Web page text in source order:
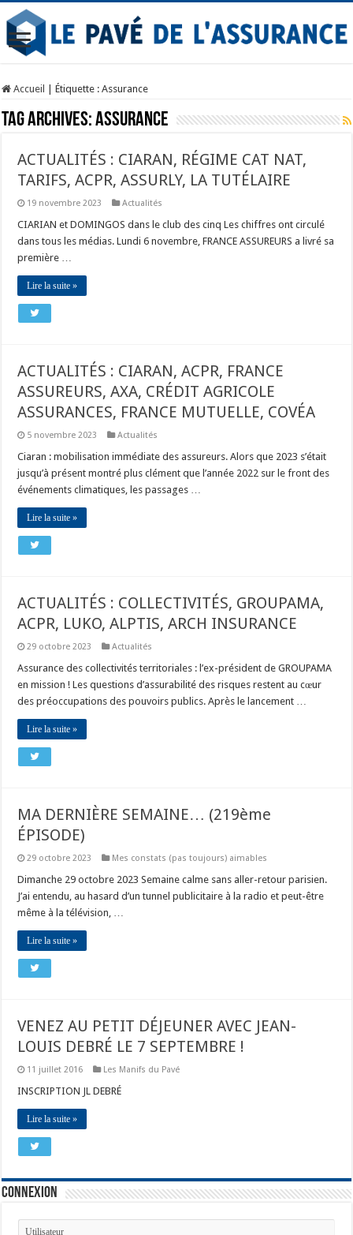
Accueil Étiquette :Assurance
Tag Archives:Assurance
ACTUALITÉS : CIARAN, RÉGIME CAT NAT,
TARIFS, ACPR, ASSURLY, LA TUTÉLAIRE
19 novembre 2023 Actualités
CIARIAN et DOMINGOS dans le club des cinq Les chiffres ont circulé
dans tous les médias. Lundi 6 novembre, FRANCE ASSUREURS a livré sa
première …
Lire la suite »
ACTUALITÉS : CIARAN, ACPR, FRANCE
ASSUREURS, AXA, CRÉDIT AGRICOLE
ASSURANCES, FRANCE MUTUELLE, COVÉA
5 novembre 2023 Actualités
Ciaran : mobilisation immédiate des assureurs. Alors que 2023 s’était
jusqu’à présent montré plus clément que l’année 2022 sur le front des
événements climatiques, les passages …
Lire la suite »
ACTUALITÉS : COLLECTIVITÉS, GROUPAMA,
ACPR, LUKO, ALPTIS, ARCH INSURANCE
29 octobre 2023 Actualités
Assurance des collectivités territoriales : l’ex-président de GROUPAMA
en mission ! Les questions d’assurabilité des risques restent au cœur
des préoccupations des pouvoirs publics. Après le lancement …
Lire la suite »
MA DERNIÈRE SEMAINE… (219ème
ÉPISODE)
29 octobre 2023 Mes constats (pas toujours) aimables
Dimanche 29 octobre 2023 Semaine calme sans aller-retour parisien.
J’ai entendu, au hasard d’un tunnel publicitaire à la radio et peut-être
même à la télévision, …
Lire la suite »
VENEZ AU PETIT DÉJEUNER AVEC JEAN-
LOUIS DEBRÉ LE 7 SEPTEMBRE !
11 juillet 2016 Les Manifs du Pavé
INSCRIPTION JL DEBRÉ
Lire la suite »
Connexion